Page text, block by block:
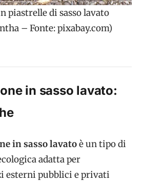
piastrelle di sasso lavato
– Fonte: pixabay.com)
in sasso lavato:
in sasso lavatoè un tipo di
adatta per
esterni pubblici e privati